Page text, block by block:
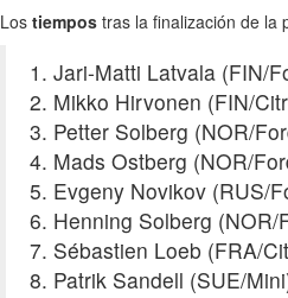
Los tiempos tras la finalización de la
1. Jari-Matti Latvala (FIN/
2. Mikko Hirvonen (FIN/
3. Petter Solberg (NOR/
4. Mads Ostberg (NOR/
5. Evgeny Novikov (RUS/
6. Henning Solberg (NOR/
7. Sébastien Loeb (FRA/
8. Patrik Sandell (SUE/